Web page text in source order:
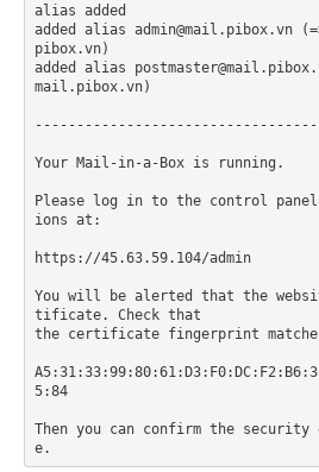
alias added
added alias admin@mail.pibox.vn
pibox.vn)
added alias
mail.pibox.vn)
Your Mail-in-a-Box is running.
Please log in to the control
ions at:
https://45.63.59.104/admin
You will be alerted that the
tificate. Check that
the certificate fingerprint
5:84
Then you can confirm the security
e.